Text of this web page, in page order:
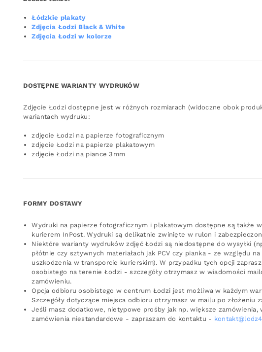
Łódzkie plakaty
Zdjęcia Łodzi Black & White
Zdjęcia Łodzi w kolorze
DOSTĘPNE WARIANTY WYDRUKÓW
Zdjęcie Łodzi dostępne jest w różnych rozmiarach (widoczne obok
wariantach wydruku:
zdjęcie Łodzi na papierze fotograficznym
zdjęcie Łodzi na papierze plakatowym
zdjęcie Łodzi na piance 3mm
FORMY DOSTAWY
Wydruki na papierze fotograficznym i plakatowym dostępne są także
kurierem InPost. Wydruki są delikatnie zwinięte w rulon i
Niektóre warianty wydruków zdjęć Łodzi są niedostępne do wysyłki
płótnie czy sztywnych materiałach jak PCV czy pianka - ze względu
uszkodzenia w transporcie kurierskim). W przypadku tych opcji
osobistego na terenie Łodzi - szczegóły otrzymasz w wiadomości
zamówieniu.
Opcja odbioru osobistego w centrum Łodzi jest możliwa w każdym
Szczegóły dotyczące miejsca odbioru otrzymasz w mailu po złożeniu
Jeśli masz dodatkowe, nietypowe prośby jak np. większe zamówienia,
zamówienia niestandardowe - zapraszam do kontaktu -